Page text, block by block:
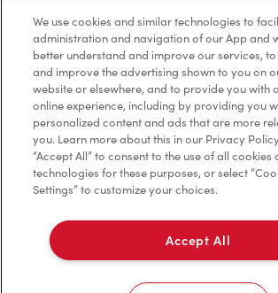
Marques de commerce
Accessibilité
Diagnostic
Contactez-nous
TM & © Tim Hortons, 2023
We use cookies and similar technologies to
administration and navigation of our App and
better understand and improve our services,
and improve the advertising shown to you on
website or elsewhere, and to provide you with
online experience, including by providing you
personalized content and ads that are more
you. Learn more about this in our Privacy
“Accept All” to consent to the use of all cookies
technologies for these purposes, or select
Settings” to customize your choices.
Accept All